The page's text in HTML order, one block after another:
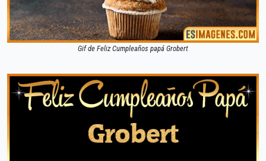
Gif de Feliz Cumpleaños papá Grobert